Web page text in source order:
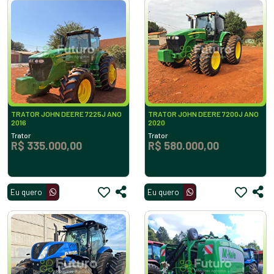
TRATOR JOHN DEERE 7225J ANO
2016
Trator
R$ 335.000,00
Eu quero
TRATOR JOHN DEERE 7200J ANO
2020
Trator
R$ 580.000,00
Eu quero